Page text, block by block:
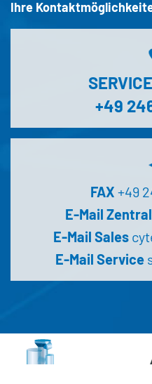
Ihre
+49
FAX +49
E-Mail
E-Mail Sales
E-Mail Service